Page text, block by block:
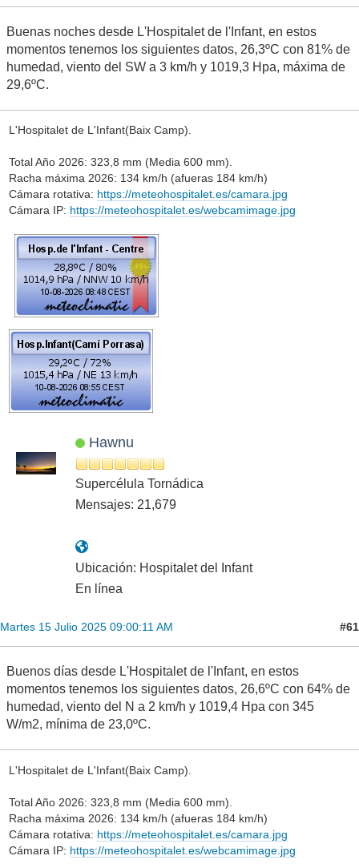
Buenas noches desde L'Hospitalet de l'Infant, en estos
momentos tenemos los siguientes datos, 26,3ºC con 81% de
humedad, viento del SW a 3 km/h y 1019,3 Hpa, máxima de
29,6ºC.
L'Hospitalet de L'Infant(Baix Camp).
Total Año 2026: 323,8 mm (Media 600 mm).
Racha máxima 2026: 134 km/h (afueras 184 km/h)
Cámara rotativa: https://meteohospitalet.es/camara.jpg
Cámara IP: https://meteohospitalet.es/webcamimage.jpg
Hawnu
Supercélula Tornádica
Mensajes: 21,679
Ubicación: Hospitalet del Infant
En línea
Martes 15 Julio 2025 09:00:11 AM #61
Buenos días desde L'Hospitalet de l'Infant, en estos
momentos tenemos los siguientes datos, 26,6ºC con 64% de
humedad, viento del N a 2 km/h y 1019,4 Hpa con 345
W/m2, mínima de 23,0ºC.
L'Hospitalet de L'Infant(Baix Camp).
Total Año 2026: 323,8 mm (Media 600 mm).
Racha máxima 2026: 134 km/h (afueras 184 km/h)
Cámara rotativa: https://meteohospitalet.es/camara.jpg
Cámara IP: https://meteohospitalet.es/webcamimage.jpg